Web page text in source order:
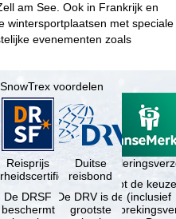
am See. Ook in Frankrijk en
wintersportplaatsen met speciale
evenementen zoals
voordelen
Reisprijs
De DRSF
beschermt
Duitse
reisbond
De DRV is de
grootste
Je hebt de
(inclusief